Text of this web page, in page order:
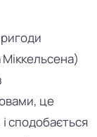
це
сподобається